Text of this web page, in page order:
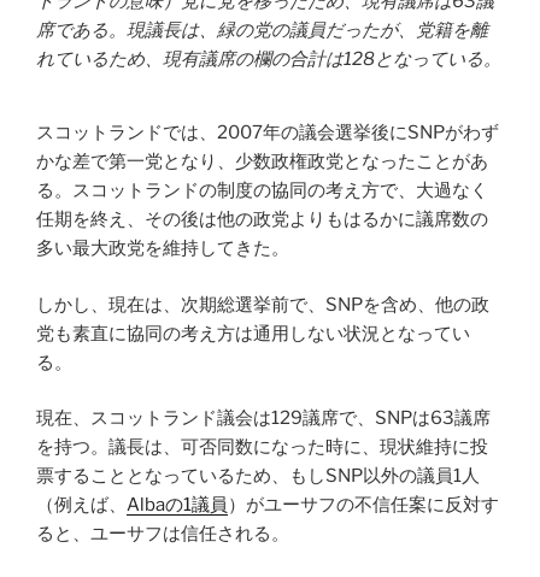
席である。現議長は、緑の党の議員だったが、党籍を離
れているため、現有議席の欄の合計は128となっている。
スコットランドでは、2007年の議会選挙後にSNPがわず
かな差で第一党となり、少数政権政党となったことがあ
る。スコットランドの制度の協同の考え方で、大過なく
任期を終え、その後は他の政党よりもはるかに議席数の
多い最大政党を維持してきた。
しかし、現在は、次期総選挙前で、SNPを含め、他の政
党も素直に協同の考え方は通用しない状況となってい
る。
現在、スコットランド議会は129議席で、SNPは63議席
を持つ。議長は、可否同数になった時に、現状維持に投
票することとなっているため、もしSNP以外の議員1人
（例えば、 Albaの1議員 ）がユーサフの不信任案に反対す
ると、ユーサフは信任される。